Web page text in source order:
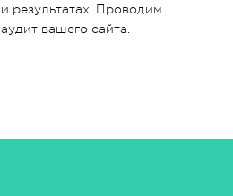
и результатах. Проводим
аудит вашего сайта.